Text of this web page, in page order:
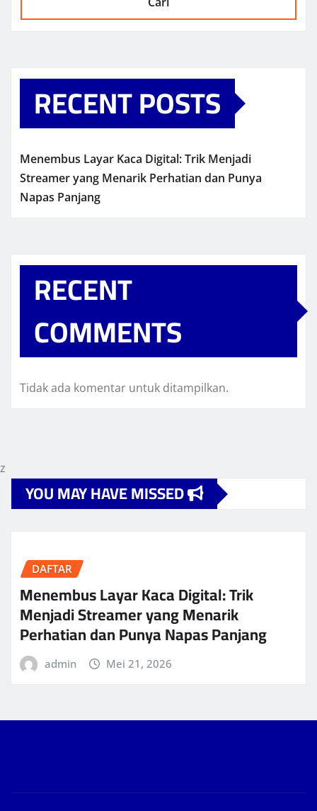
RECENT POSTS
Menembus Layar Kaca Digital: Trik Menjadi
Streamer yang Menarik Perhatian dan Punya
Napas Panjang
RECENT
COMMENTS
Tidak ada komentar untuk ditampilkan.
z
YOU MAY HAVE MISSED
DAFTAR
Menembus Layar Kaca Digital: Trik
Menjadi Streamer yang Menarik
Perhatian dan Punya Napas Panjang
admin Mei 21, 2026